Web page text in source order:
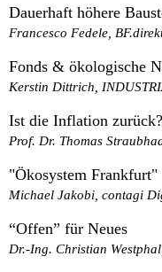
Dauerhaft höhere
Francesco Fedele,
Fonds & ökologische
Kerstin Dittrich,
Ist die Inflation zurück?
Prof. Dr. Thomas
"Ökosystem Frankfurt"
Michael Jakobi, contagi
“Offen” für Neues
Dr.-Ing. Christian